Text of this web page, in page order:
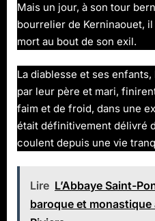
Mais un jour, à son tour
bourrelier de Kerninaouet,
mort au bout de son exil.
La diablesse et ses
par leur père et mari,
faim et de froid, dans une
était définitivement délivré
coulent depuis une vie
Lire L’Abbaye Saint-
baroque et monastique